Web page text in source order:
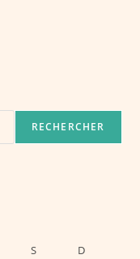
RECHERCHER
S
D